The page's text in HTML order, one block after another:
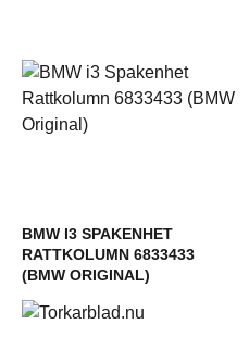
BMW I3 SPAKENHET
RATTKOLUMN 6833433
(BMW ORIGINAL)